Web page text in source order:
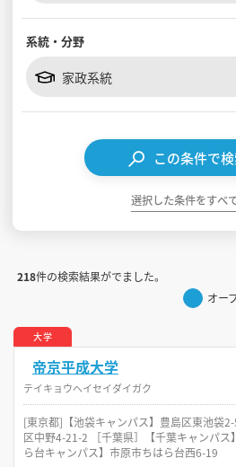
見学会WEB手引書
系統・分野
家政系統
この条件で
選択した条件をすべ
218件の検索結果がでました。
オー
大学
帝京平成大学
テイキョウヘイセイダイガク
[東京都]【池袋キャンパス】豊島区東池袋
区中野4-21-2 ［千葉県］【千葉キャンパ
ら台キャンパス】市原市ちはら台西6-19